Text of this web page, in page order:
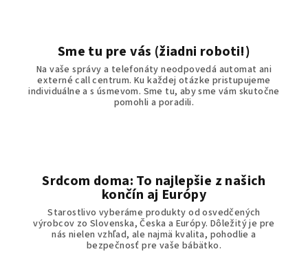
Sme tu pre vás (žiadni roboti!)
Na vaše správy a telefonáty neodpovedá automat ani
externé call centrum. Ku každej otázke pristupujeme
individuálne a s úsmevom. Sme tu, aby sme vám skutočne
pomohli a poradili.
Srdcom doma: To najlepšie z našich
končín aj Európy
Starostlivo vyberáme produkty od osvedčených
výrobcov zo Slovenska, Česka a Európy. Dôležitý je pre
nás nielen vzhľad, ale najmä kvalita, pohodlie a
bezpečnosť pre vaše bábätko.